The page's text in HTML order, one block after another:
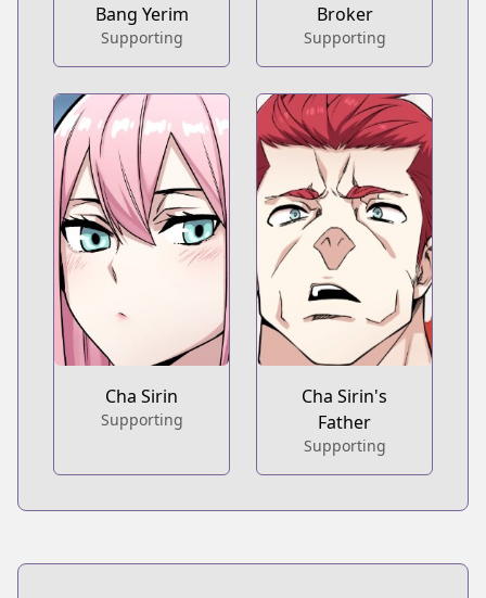
Bang Yerim
Supporting
Broker
Supporting
Cha Sirin
Supporting
Cha Sirin's
Father
Supporting